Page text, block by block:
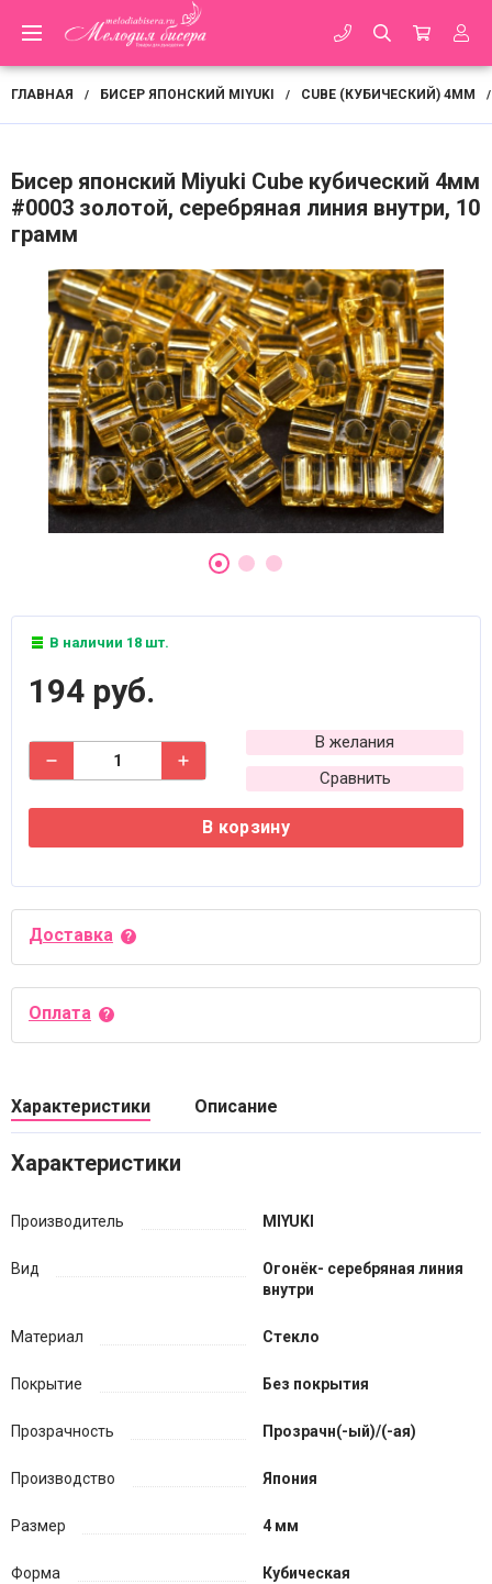
ГЛАВНАЯ / БИСЕР ЯПОНСКИЙ MIYUKI / CUBE (КУБИЧЕСКИЙ) 4ММ /
Бисер японский Miyuki Cube кубический 4мм
#0003 золотой, серебряная линия внутри, 10
грамм
В наличии 18 шт.
194 руб.
В желания
Сравнить
В корзину
Доставка
Оплата
Характеристики Описание
Характеристики
Производитель MIYUKI
Вид
Огонёк- серебряная линия
внутри
Материал Стекло
Покрытие Без покрытия
Прозрачность Прозрачн(-ый)/(-ая)
Производство Япония
Размер 4 мм
Форма Кубическая